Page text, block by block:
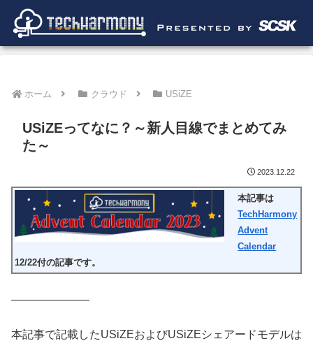
ホーム クラウド USiZE
USiZEってなに？～新人目線でまとめてみ
た～
2023.12.22
本記事は
TechHarmony
Advent
Calendar
12/22付の記事です。
―――――――
本記事で記載したUSiZEおよびUSiZEシェアードモデルは